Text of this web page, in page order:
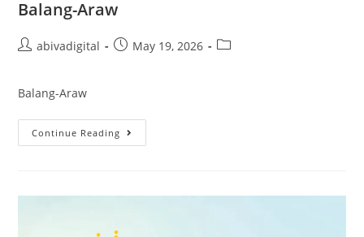
Balang-Araw
abivadigital May 19, 2026
Balang-Araw
Continue Reading